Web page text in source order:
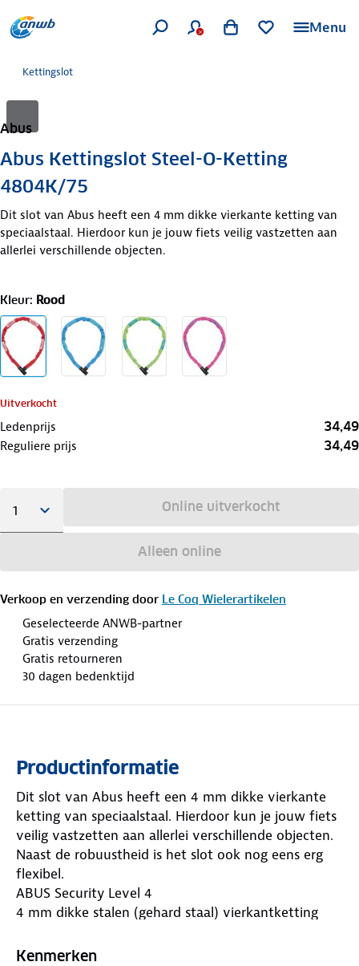
Menu
Kettingslot
Abus
Abus Kettingslot Steel-O-Ketting
4804K/75
Dit slot van Abus heeft een 4 mm dikke vierkante ketting van
speciaalstaal. Hierdoor kun je jouw fiets veilig vastzetten aan
allerlei verschillende objecten.
Kleur: Rood
Uitverkocht
Ledenprijs 34,49
Reguliere prijs 34,49
Online uitverkocht
Alleen online
Verkoop en verzending door Le Coq Wielerartikelen
Geselecteerde ANWB-partner
Gratis verzending
Gratis retourneren
30 dagen bedenktijd
Productinformatie
Dit slot van Abus heeft een 4 mm dikke vierkante
ketting van speciaalstaal. Hierdoor kun je jouw fiets
veilig vastzetten aan allerlei verschillende objecten.
Naast de robuustheid is het slot ook nog eens erg
flexibel.
ABUS Security Level 4
4 mm dikke stalen (gehard staal) vierkantketting
Goede beveiliging bij laag diefstalrisico
Kenmerken